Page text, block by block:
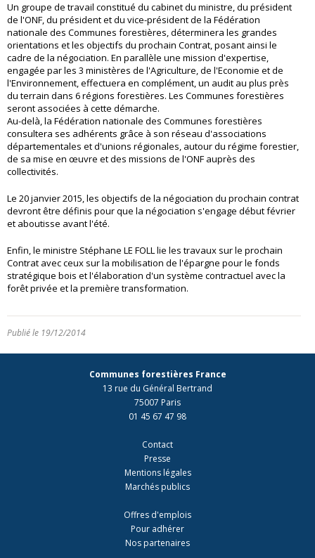
Un groupe de travail constitué du cabinet du ministre, du président
de l'ONF, du président et du vice-président de la Fédération
nationale des Communes forestières, déterminera les grandes
orientations et les objectifs du prochain Contrat, posant ainsi le
cadre de la négociation. En parallèle une mission d'expertise,
engagée par les 3 ministères de l'Agriculture, de l'Economie et de
l'Environnement, effectuera en complément, un audit au plus près
du terrain dans 6 régions forestières. Les Communes forestières
seront associées à cette démarche.
Au-delà, la Fédération nationale des Communes forestières
consultera ses adhérents grâce à son réseau d'associations
départementales et d'unions régionales, autour du régime forestier,
de sa mise en œuvre et des missions de l'ONF auprès des
collectivités.
Le 20 janvier 2015, les objectifs de la négociation du prochain contrat
devront être définis pour que la négociation s'engage début février
et aboutisse avant l'été.
Enfin, le ministre Stéphane LE FOLL lie les travaux sur le prochain
Contrat avec ceux sur la mobilisation de l'épargne pour le fonds
stratégique bois et l'élaboration d'un système contractuel avec la
forêt privée et la première transformation.
Publié le 19/12/2014
Communes forestières France
13 rue du Général Bertrand
75007 Paris
01 45 67 47 98
Contact
Presse
Mentions légales
Marchés publics
Offres d'emplois
Pour adhérer
Nos partenaires